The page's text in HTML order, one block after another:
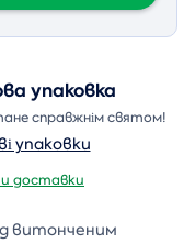
упаковка
справжнім святом!
упаковки
доставки
витонченим